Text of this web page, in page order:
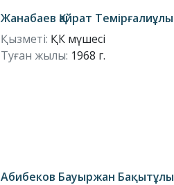
Жанабаев Қайрат Темірғалиұлы
Қызметі: ҚК мүшесі
Туған жылы: 1968 г.
Абибеков Бауыржан Бақытұлы